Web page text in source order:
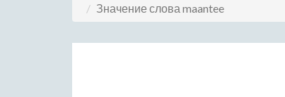
Значение слова maantee